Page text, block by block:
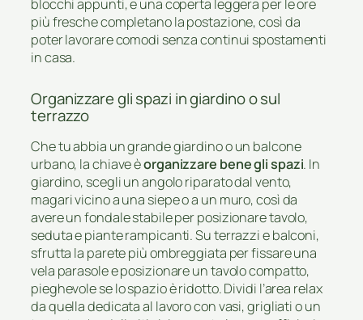
blocchi appunti, e una coperta leggera per le ore
più fresche completano la postazione, così da
poter lavorare comodi senza continui spostamenti
in casa.
Organizzare gli spazi in giardino o sul
terrazzo
Che tu abbia un grande giardino o un balcone
urbano, la chiave èorganizzare bene gli spazi. In
giardino, scegli un angolo riparato dal vento,
magari vicino a una siepe o a un muro, così da
avere un fondale stabile per posizionare tavolo,
seduta e piante rampicanti. Su terrazzi e balconi,
sfrutta la parete più ombreggiata per fissare una
vela parasole e posizionare un tavolo compatto,
pieghevole se lo spazio è ridotto. Dividi l’area relax
da quella dedicata al lavoro con vasi, grigliati o un